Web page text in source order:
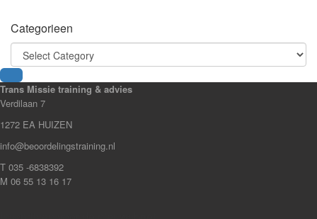
Categorieen
Categorieen
Trans Missie training & advies
Verdilaan 7
1272 EA HUIZEN
info@beoordelingstraining.nl
T 035 -6838392
M 06 55 13 16 17